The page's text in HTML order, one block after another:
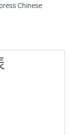
Chinese